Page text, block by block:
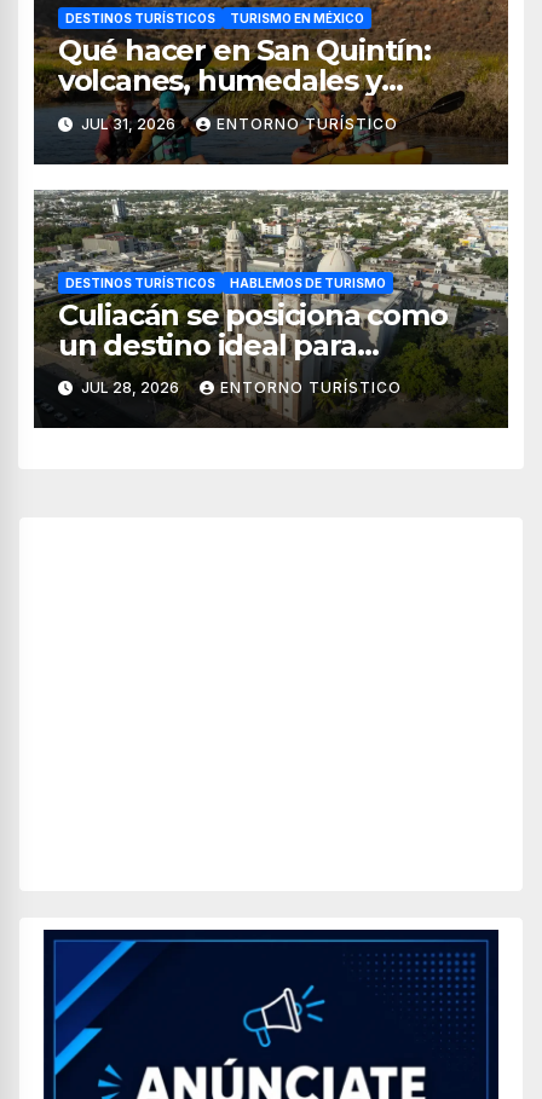
DESTINOS TURÍSTICOS TURISMO EN MÉXICO
Qué hacer en San Quintín:
volcanes, humedales y
sabores del mar
JUL 31, 2026 ENTORNO TURÍSTICO
DESTINOS TURÍSTICOS HABLEMOS DE TURISMO
Culiacán se posiciona como
un destino ideal para
combinar negocios y turismo
JUL 28, 2026 ENTORNO TURÍSTICO